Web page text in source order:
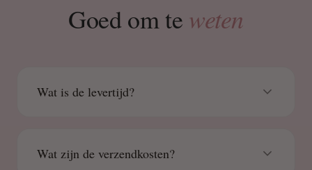
Goed om te weten
Wat is de levertijd?
Wat zijn de verzendkosten?